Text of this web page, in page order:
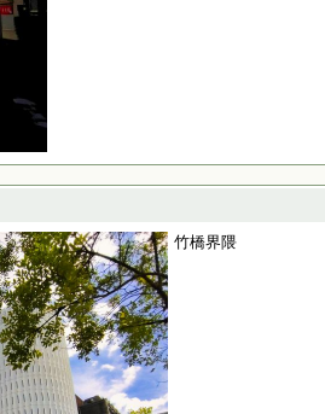
竹橋界隈